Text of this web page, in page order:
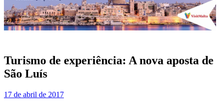
Turismo de experiência: A nova aposta de
São Luís
17 de abril de 2017